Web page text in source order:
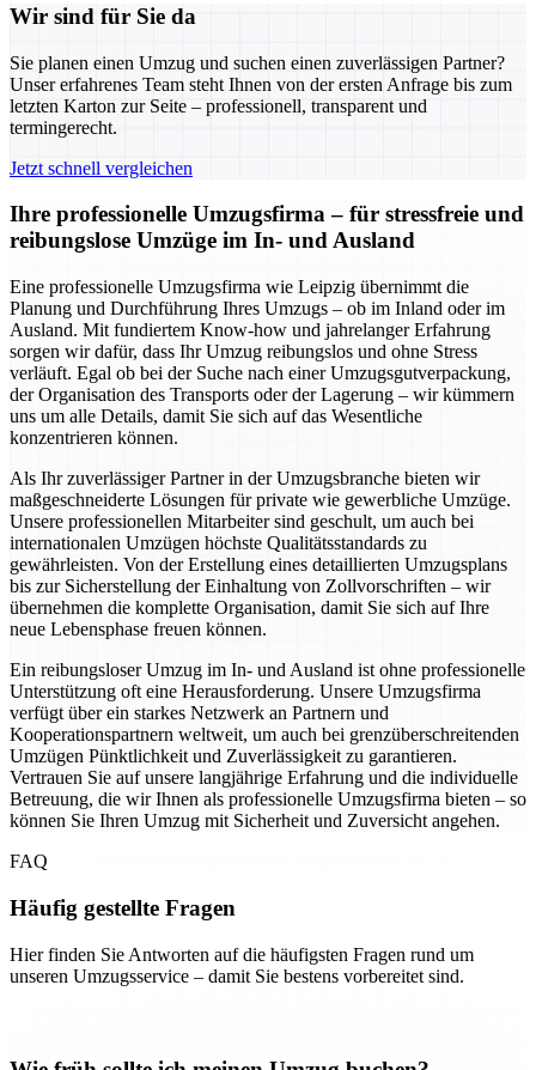
Wir sind für Sie da
Sie planen einen Umzug und suchen einen zuverlässigen Partner?
Unser erfahrenes Team steht Ihnen von der ersten Anfrage bis zum
letzten Karton zur Seite – professionell, transparent und
termingerecht.
Jetzt schnell vergleichen
Ihre professionelle Umzugsfirma – für stressfreie und
reibungslose Umzüge im In- und Ausland
Eine professionelle Umzugsfirma wie Leipzig übernimmt die
Planung und Durchführung Ihres Umzugs – ob im Inland oder im
Ausland. Mit fundiertem Know-how und jahrelanger Erfahrung
sorgen wir dafür, dass Ihr Umzug reibungslos und ohne Stress
verläuft. Egal ob bei der Suche nach einer Umzugsgutverpackung,
der Organisation des Transports oder der Lagerung – wir kümmern
uns um alle Details, damit Sie sich auf das Wesentliche
konzentrieren können.
Als Ihr zuverlässiger Partner in der Umzugsbranche bieten wir
maßgeschneiderte Lösungen für private wie gewerbliche Umzüge.
Unsere professionellen Mitarbeiter sind geschult, um auch bei
internationalen Umzügen höchste Qualitätsstandards zu
gewährleisten. Von der Erstellung eines detaillierten Umzugsplans
bis zur Sicherstellung der Einhaltung von Zollvorschriften – wir
übernehmen die komplette Organisation, damit Sie sich auf Ihre
neue Lebensphase freuen können.
Ein reibungsloser Umzug im In- und Ausland ist ohne professionelle
Unterstützung oft eine Herausforderung. Unsere Umzugsfirma
verfügt über ein starkes Netzwerk an Partnern und
Kooperationspartnern weltweit, um auch bei grenzüberschreitenden
Umzügen Pünktlichkeit und Zuverlässigkeit zu garantieren.
Vertrauen Sie auf unsere langjährige Erfahrung und die individuelle
Betreuung, die wir Ihnen als professionelle Umzugsfirma bieten – so
können Sie Ihren Umzug mit Sicherheit und Zuversicht angehen.
FAQ
Häufig gestellte Fragen
Hier finden Sie Antworten auf die häufigsten Fragen rund um
unseren Umzugsservice – damit Sie bestens vorbereitet sind.